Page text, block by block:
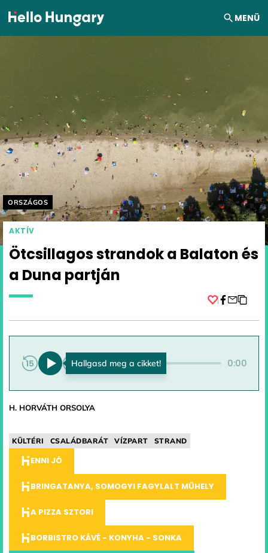
Ugrás a tartalomhoz MENÜ
Helyszín címkék:
ORSZÁGOS
AKTÍV
Ötcsillagos strandok a Balaton és
a Duna partján
0:00 0:00
H. HORVÁTH ORSOLYA
KÜLTÉRI CSALÁDBARÁT VÍZPART STRAND
ENNI JÓ
BRINGATANYA, SOMOGYI FAGYLALT MŰHELY
A PIZZA SZTORI
BORBISTRO KÁVÉ - KONYHA - SONKA